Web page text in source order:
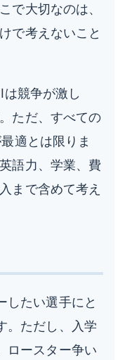
で大切なのは、
で考えないこと
競争が激し
ただ、すべての
適とは限りま
語力、学業、費
まで含めて考え
したい選手にと
。ただし、入学
ロースター争い